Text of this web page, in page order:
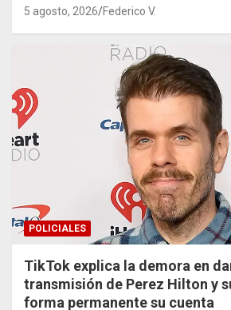
5 agosto, 2026 Federico V.
POLICIALES
TikTok explica la demora en
transmisión de Perez Hilton y
forma permanente su cuenta